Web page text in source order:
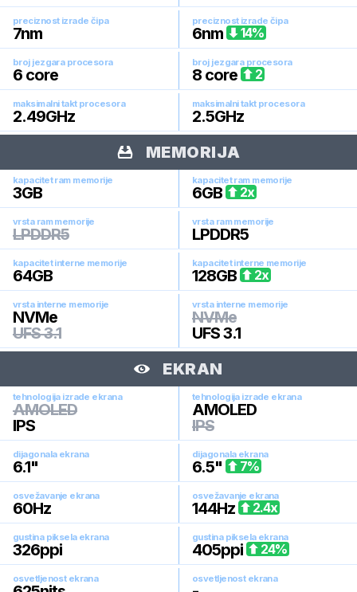
preciznost izrade čipa
7nm
preciznost izrade čipa
6nm 14%
broj jezgara procesora
6 core
broj jezgara procesora
8 core 2
maksimalni takt procesora
2.49GHz
maksimalni takt procesora
2.5GHz
MEMORIJA
kapacitet ram memorije
3GB
kapacitet ram memorije
6GB 2x
vrsta ram memorije
LPDDR5
vrsta ram memorije
LPDDR5
kapacitet interne memorije
64GB
kapacitet interne memorije
128GB 2x
vrsta interne memorije
NVMe
UFS 3.1
vrsta interne memorije
NVMe
UFS 3.1
EKRAN
tehnologija izrade ekrana
AMOLED
IPS
tehnologija izrade ekrana
AMOLED
IPS
dijagonala ekrana
6.1"
dijagonala ekrana
6.5" 7%
osvežavanje ekrana
60Hz
osvežavanje ekrana
144Hz 2.4x
gustina piksela ekrana
326ppi
gustina piksela ekrana
405ppi 24%
osvetljenost ekrana osvetljenost ekrana